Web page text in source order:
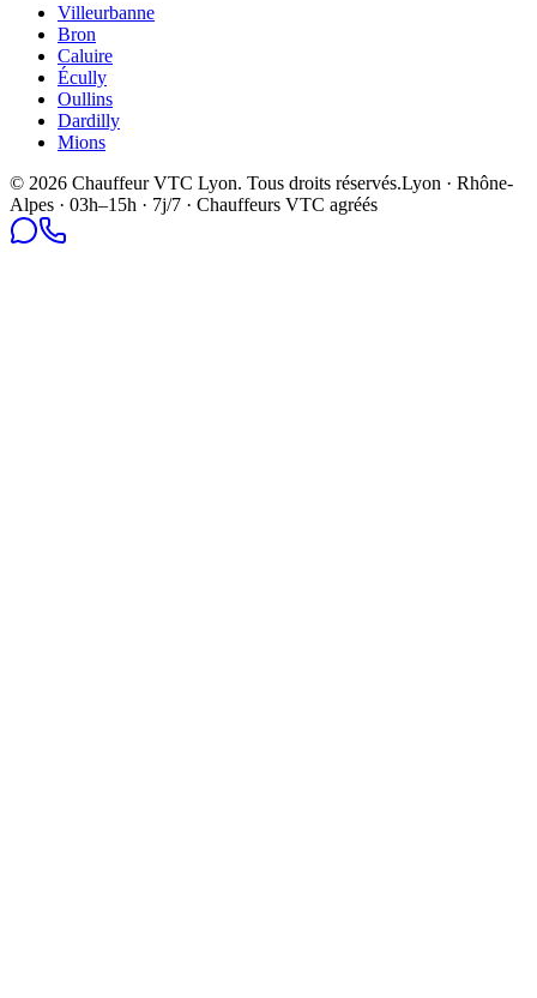
Villeurbanne
Bron
Caluire
Écully
Oullins
Dardilly
Mions
© 2026 Chauffeur VTC Lyon. Tous droits réservés.Lyon · Rhône-
Alpes · 03h–15h · 7j/7 · Chauffeurs VTC agréés